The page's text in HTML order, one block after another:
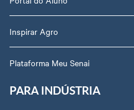
Inspirar Agro
Plataforma Meu Senai
PARA INDÚSTRIA